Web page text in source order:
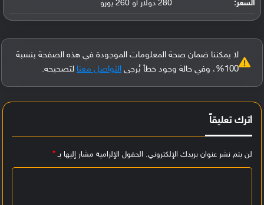
السعر: 280 دولار أو 260 يورو
لا يمكننا ضمان صحة المعلومات الموجودة في هذه الصفحة بنسبة
100%، وفي حالة وجود خطأ يُرجى
التواصل معنا لتصحيحه.
اترك تعليقاً
لن يتم نشر عنوان بريدك الإلكتروني. الحقول الإلزامية مشار إليها بـ*